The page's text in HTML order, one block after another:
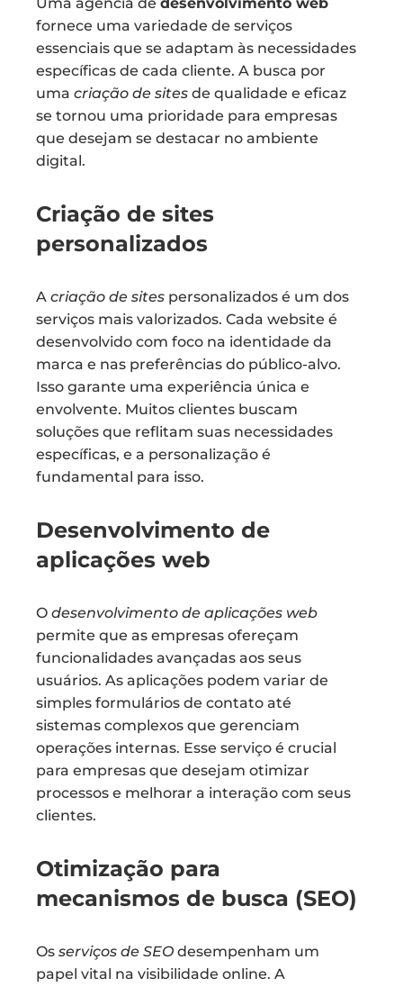
fornece uma variedade de serviços
essenciais que se adaptam às necessidades
específicas de cada cliente. A busca por
uma criação de sites de qualidade e eficaz
se tornou uma prioridade para empresas
que desejam se destacar no ambiente
digital.
Criação de sites
personalizados
A criação de sites personalizados é um dos
serviços mais valorizados. Cada website é
desenvolvido com foco na identidade da
marca e nas preferências do público-alvo.
Isso garante uma experiência única e
envolvente. Muitos clientes buscam
soluções que reflitam suas necessidades
específicas, e a personalização é
fundamental para isso.
Desenvolvimento de
aplicações web
O desenvolvimento de aplicações web
permite que as empresas ofereçam
funcionalidades avançadas aos seus
usuários. As aplicações podem variar de
simples formulários de contato até
sistemas complexos que gerenciam
operações internas. Esse serviço é crucial
para empresas que desejam otimizar
processos e melhorar a interação com seus
clientes.
Otimização para
mecanismos de busca (SEO)
Os serviços de SEO desempenham um
papel vital na visibilidade online. A